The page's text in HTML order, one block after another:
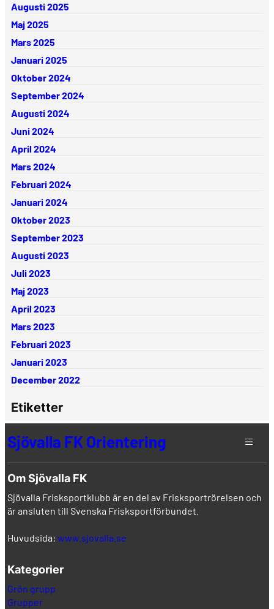
Augusti 2025
Maj 2025
Mars 2025
Januari 2025
Oktober 2024
September 2024
Augusti 2024
Juni 2024
April 2024
Mars 2024
Februari 2024
Januari 2024
Oktober 2023
September 2023
Augusti 2023
Juli 2023
Maj 2023
April 2023
Mars 2023
Februari 2023
Januari 2023
December 2022
Etiketter
Sjövalla FK Orientering
Om Sjövalla FK
Sjövalla Frisksportklubb är en del av Frisksportrörelsen och
är ansluten till Svenska Frisksportförbundet.
Huvudsida: www.sjovalla.se
Kategorier
Grön grupp
Grupper